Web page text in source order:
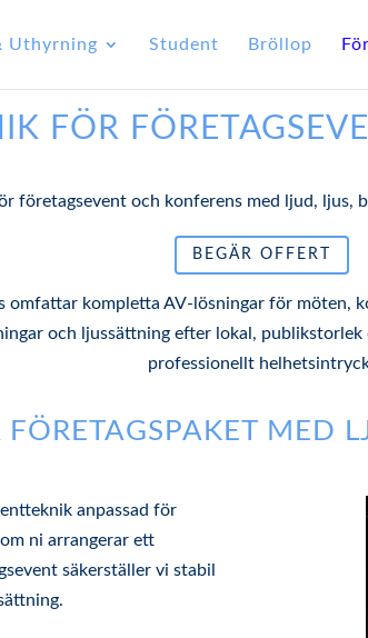
Uthyrning Student Bröllop
FÖR
företagsevent och konferens med ljud, ljus,
BEGÄR OFFERT
kompletta AV-lösningar för möten,
och ljussättning efter lokal,
professionellt
FÖRETAGSPAKET MED
anpassad för
ni arrangerar ett
säkerställer vi stabil